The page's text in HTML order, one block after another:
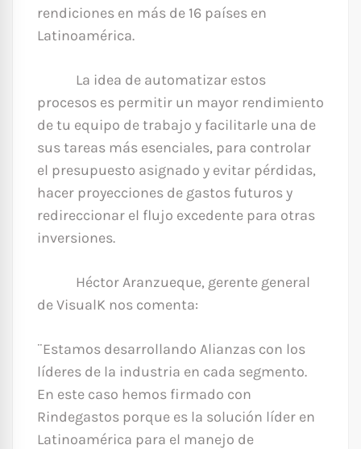
rendiciones en más de 16 países en
Latinoamérica.
La idea de automatizar estos
procesos es permitir un mayor rendimiento
de tu equipo de trabajo y facilitarle una de
sus tareas más esenciales, para controlar
el presupuesto asignado y evitar pérdidas,
hacer proyecciones de gastos futuros y
redireccionar el flujo excedente para otras
inversiones.
Héctor Aranzueque, gerente general
de VisualK nos comenta:
¨Estamos desarrollando Alianzas con los
líderes de la industria en cada segmento.
En este caso hemos firmado con
Rindegastos porque es la solución líder en
Latinoamérica para el manejo de